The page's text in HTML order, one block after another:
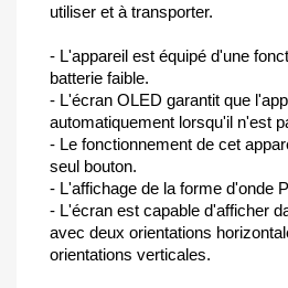
utiliser et à transporter.
- L'appareil est équipé d'une
batterie faible.
- L'écran OLED garantit que
automatiquement lorsqu'il n'est
- Le fonctionnement de cet
seul bouton.
- L'affichage de la forme d'onde
- L'écran est capable d'afficher
avec deux orientations
orientations verticales.